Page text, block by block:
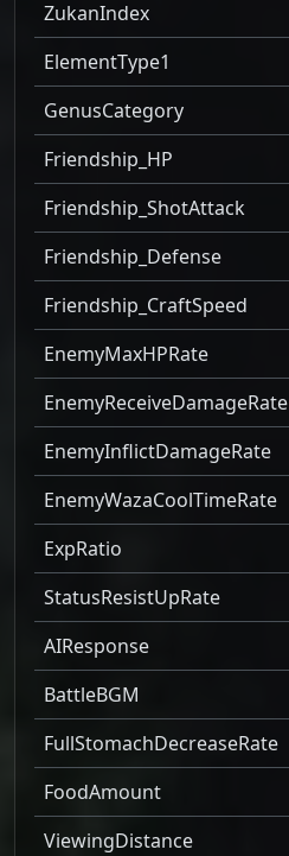
ZukanIndex
ElementType1
GenusCategory
Friendship_HP
Friendship_ShotAttack
Friendship_Defense
Friendship_CraftSpeed
EnemyMaxHPRate
EnemyReceiveDamageRate
EnemyInflictDamageRate
EnemyWazaCoolTimeRate
ExpRatio
StatusResistUpRate
AIResponse
BattleBGM
FullStomachDecreaseRate
FoodAmount
ViewingDistance